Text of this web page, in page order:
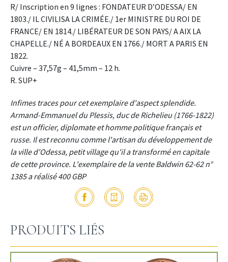
R/ Inscription en 9 lignes : FONDATEUR D’ODESSA/ EN
1803./ IL CIVILISA LA CRIMÉE./ 1er MINISTRE DU ROI DE
FRANCE/ EN 1814./ LIBÉRATEUR DE SON PAYS/ A AIX LA
CHAPELLE./ NÉ A BORDEAUX EN 1766./ MORT A PARIS EN
1822.
Cuivre – 37,57g – 41,5mm – 12 h.
R. SUP+
Infimes traces pour cet exemplaire d'aspect splendide.
Armand-Emmanuel du Plessis, duc de Richelieu (1766-1822)
est un officier, diplomate et homme politique français et
russe. Il est reconnu comme l'artisan du développement de
la ville d'Odessa, petit village qu'il a transformé en capitale
de cette province. L'exemplaire de la vente Baldwin 62-62 n°
1385 a réalisé 400 GBP
PRODUITS LIÉS